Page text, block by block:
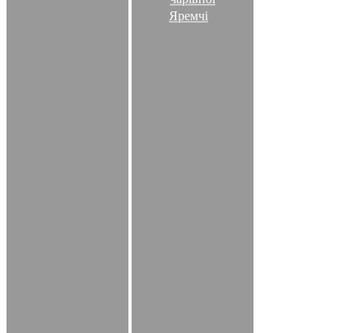
Яремчі